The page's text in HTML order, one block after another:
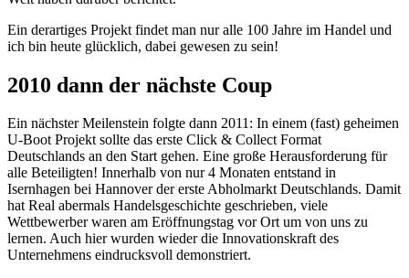
Ein derartiges Projekt findet man nur alle 100 Jahre im Handel und
ich bin heute glücklich, dabei gewesen zu sein!
2010 dann der nächste Coup
Ein nächster Meilenstein folgte dann 2011: In einem (fast) geheimen
U-Boot Projekt sollte das erste Click & Collect Format
Deutschlands an den Start gehen. Eine große Herausforderung für
alle Beteiligten! Innerhalb von nur 4 Monaten entstand in
Isernhagen bei Hannover der erste Abholmarkt Deutschlands. Damit
hat Real abermals Handelsgeschichte geschrieben, viele
Wettbewerber waren am Eröffnungstag vor Ort um von uns zu
lernen. Auch hier wurden wieder die Innovationskraft des
Unternehmens eindrucksvoll demonstriert.